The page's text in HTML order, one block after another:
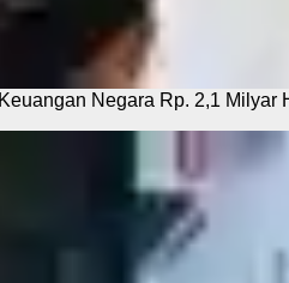
Negara Rp. 2,1 Milyar